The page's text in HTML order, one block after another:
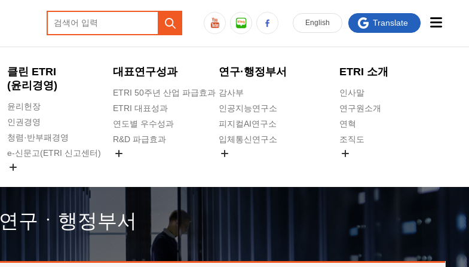
클린 ETRI
(윤리경영)
윤리헌장
인권경영
청렴·반부패경영
e-신문고(ETRI 신고센터)
고객의소리
수의계약 현황
대표연구성과
ETRI 50주년 산업 파급효과
ETRI 대표성과
연도별 우수성과
R&D 파급효과
연구·행정부서
감사부
인공지능연구소
피지컬AI연구소
입체통신연구소
호남권연구본부
ETRI 소개
인사말
연구원소개
연혁
조직도
연구원 고객헌장
주요업무연락처
English Translate
연구ㆍ행정부서